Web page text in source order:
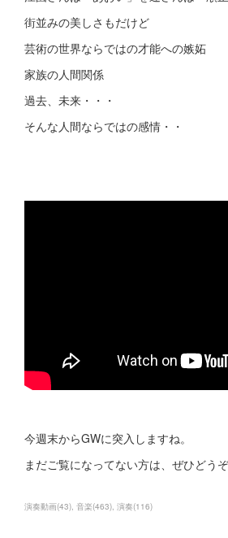
街並みの美しさもだけど
芸術の世界ならではの才能への嫉妬
家族の人間関係
過去、未来・・・
そんな人間ならではの感情・・
今週末からGWに突入しますね。
まだご覧になってない方は、ぜひどう
演奏動画(43) 音楽(463) 演奏(116)